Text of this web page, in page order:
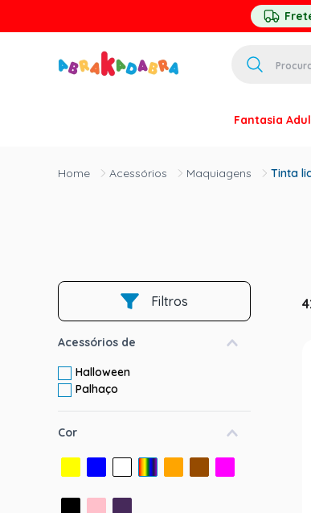
Fantasia
Acessórios Maquiagens Tinta
Filtros
Acessórios de
Halloween
Palhaço
Cor